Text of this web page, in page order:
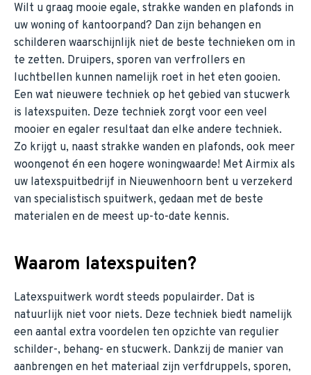
Wilt u graag mooie egale, strakke wanden en plafonds in
uw woning of kantoorpand? Dan zijn behangen en
schilderen waarschijnlijk niet de beste technieken om in
te zetten. Druipers, sporen van verfrollers en
luchtbellen kunnen namelijk roet in het eten gooien.
Een wat nieuwere techniek op het gebied van stucwerk
is latexspuiten. Deze techniek zorgt voor een veel
mooier en egaler resultaat dan elke andere techniek.
Zo krijgt u, naast strakke wanden en plafonds, ook meer
woongenot én een hogere woningwaarde! Met Airmix als
uw latexspuitbedrijf in Nieuwenhoorn bent u verzekerd
van specialistisch spuitwerk, gedaan met de beste
materialen en de meest up-to-date kennis.
Waarom latexspuiten?
Latexspuitwerk wordt steeds populairder. Dat is
natuurlijk niet voor niets. Deze techniek biedt namelijk
een aantal extra voordelen ten opzichte van regulier
schilder-, behang- en stucwerk. Dankzij de manier van
aanbrengen en het materiaal zijn verfdruppels, sporen,